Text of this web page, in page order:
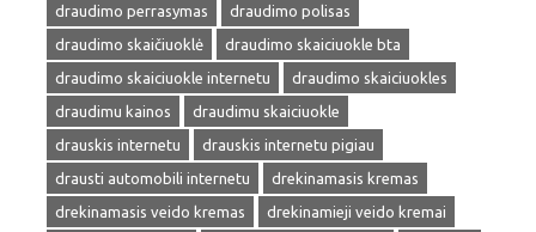
draudimo perrasymas
draudimo polisas
draudimo skaičiuoklė
draudimo skaiciuokle bta
draudimo skaiciuokle internetu
draudimo skaiciuokles
draudimu kainos
draudimu skaiciuokle
drauskis internetu
drauskis internetu pigiau
drausti automobili internetu
drekinamasis kremas
drekinamasis veido kremas
drekinamieji veido kremai